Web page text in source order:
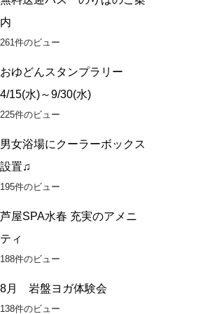
内
261件のビュー
おゆどんスタンプラリー
4/15(水)～9/30(水)
225件のビュー
男女浴場にクーラーボックス
設置♫
195件のビュー
芦屋SPA水春 充実のアメニ
ティ
188件のビュー
8月 岩盤ヨガ体験会
138件のビュー